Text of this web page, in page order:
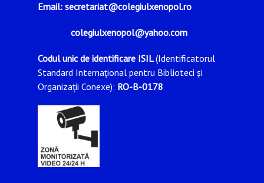
Email: secretariat@colegiulxenopol.ro
colegiulxenopol@yahoo.com
Codul unic de identificare ISIL(Identificatorul
Standard Internațional pentru Biblioteci și
Organizații Conexe): RO-B-0178